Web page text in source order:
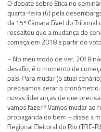
O debate sobre Ética no
quarta-feira (6) pela
da 15ª Câmara Cível do
ressaltou que a mudança do
começa em 2018 a partir do
– No meu modo de ver, 2018
desafio, é o momento de
país. Para mudar (o atual
precisamos zerar o
novas lideranças de que
vamos fazer? Vamos mudar ao
propaganda do bem – disse a
Regional Eleitoral do Rio (TRE-